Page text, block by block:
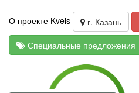
О проекте Kvels г. Казань
Специальные предложения